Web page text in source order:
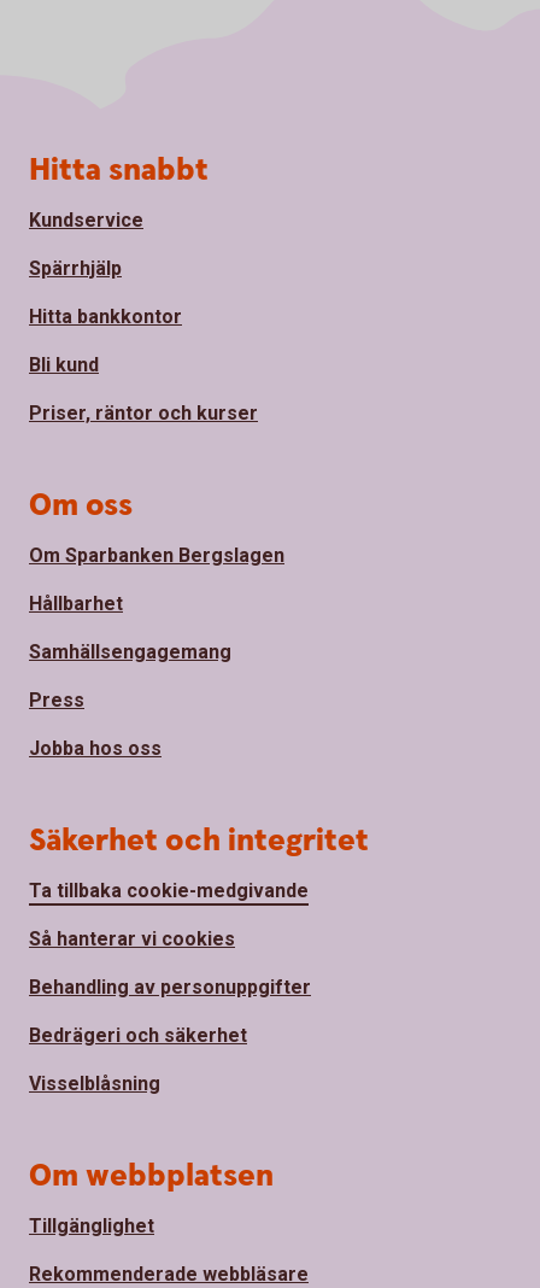
Sidfot
Hitta snabbt
Kundservice
Spärrhjälp
Hitta bankkontor
Bli kund
Priser, räntor och kurser
Om oss
Om Sparbanken Bergslagen
Hållbarhet
Samhällsengagemang
Press
Jobba hos oss
Säkerhet och integritet
Ta tillbaka cookie-medgivande
Så hanterar vi cookies
Behandling av personuppgifter
Bedrägeri och säkerhet
Visselblåsning
Om webbplatsen
Tillgänglighet
Rekommenderade webbläsare